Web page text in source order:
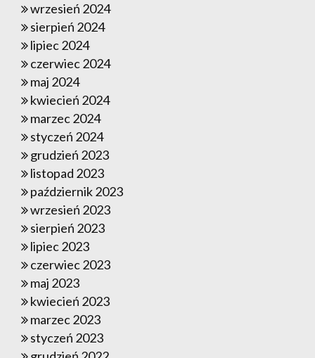
wrzesień 2024
sierpień 2024
lipiec 2024
czerwiec 2024
maj 2024
kwiecień 2024
marzec 2024
styczeń 2024
grudzień 2023
listopad 2023
październik 2023
wrzesień 2023
sierpień 2023
lipiec 2023
czerwiec 2023
maj 2023
kwiecień 2023
marzec 2023
styczeń 2023